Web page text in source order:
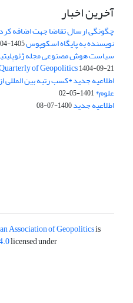
آخرین اخبار
چگونگی ارسال تقاضا جهت اضافه
نویسنده به پایگاه اسکوپوس1405-04-27
سیاست هوش مصنوعی مجله
of Geopolitics1404-09-21
اطلاعیه جدید *کسب رتبه بین
علوم*1401-05-02
اطلاعیه جدید1400-07-08
Association of Geopoliticsis
licensed under